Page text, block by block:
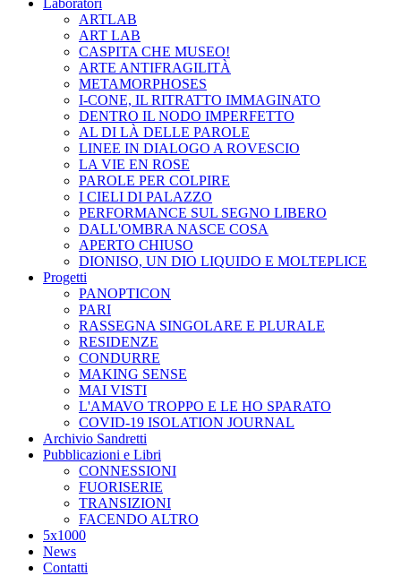
Laboratori
ARTLAB
ART LAB
CASPITA CHE MUSEO!
ARTE ANTIFRAGILITÀ
METAMORPHOSES
I-CONE, IL RITRATTO IMMAGINATO
DENTRO IL NODO IMPERFETTO
AL DI LÀ DELLE PAROLE
LINEE IN DIALOGO A ROVESCIO
LA VIE EN ROSE
PAROLE PER COLPIRE
I CIELI DI PALAZZO
PERFORMANCE SUL SEGNO LIBERO
DALL'OMBRA NASCE COSA
APERTO CHIUSO
DIONISO, UN DIO LIQUIDO E MOLTEPLICE
Progetti
PANOPTICON
PARI
RASSEGNA SINGOLARE E PLURALE
RESIDENZE
CONDURRE
MAKING SENSE
MAI VISTI
L'AMAVO TROPPO E LE HO SPARATO
COVID-19 ISOLATION JOURNAL
Archivio Sandretti
Pubblicazioni e Libri
CONNESSIONI
FUORISERIE
TRANSIZIONI
FACENDO ALTRO
5x1000
News
Contatti